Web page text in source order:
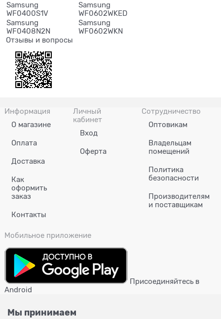
Samsung
WF0400S1V
Samsung
WF0602WKED
Samsung
WF0408N2N
Samsung
WF0602WKN
Отзывы и вопросы
Информация
О магазине
Оплата
Доставка
Как
оформить
заказ
Контакты
Личный
кабинет
Вход
Оферта
Сотрудничество
Оптовикам
Владельцам
помещений
Политика
безопасности
Производителям
и поставщикам
Мобильное приложение
Присоединяйтесь в
Android
Мы принимаем